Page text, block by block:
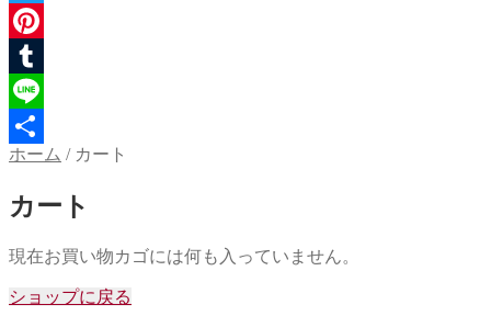
Twitter
Pinterest
Tumblr
Line
共
有
ホーム / カート
カート
現在お買い物カゴには何も入っていません。
ショップに戻る